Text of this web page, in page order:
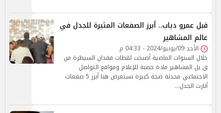
قبل عمرو دياب.. أبرز الصفعات المثيرة للجدل في
عالم المشاهير
الأحد 09/يونيو/2024 - 04:33 م
خلال السنوات الماضية أصبحت لقطات فقدان السيطرة من
ق بل المشاهير مادة خصبة للإعلام ومواقع التواصل
الاجتماعي محدثة ضجة كبيرة نستعرض هنا أبرز 5 صفعات
أثارت الجدل…